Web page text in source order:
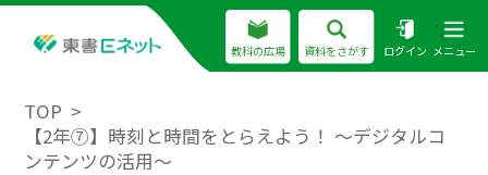
教科の広場 資料をさがす ログイン メニュー
TOP
【2年⑦】時刻と時間をとらえよう！ ～デジタルコ
ンテンツの活用～